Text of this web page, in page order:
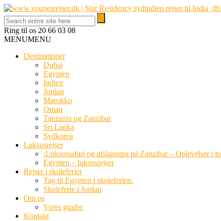
Ring til os 20 66 03 08
MENUMENU
Destinationer
Dubai
Egypten
Indien
Jordan
Marokko
Oman
Tanzania og Zanzibar
Sri Lanka
Sydkorea
Luksusrejser
:Luksussafari og afslapning på Zanzibar – Oplevelser i
Egypten – luksusrejser
Rejser i skoleferier
Tag til Egypten i skoleferien.
Skoleferie i Jordan
Om os
Vores guider
Kontakt